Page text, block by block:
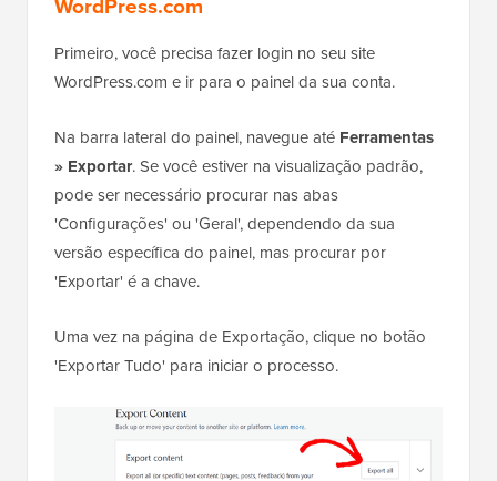
Primeiro, você precisa fazer login no seu site
WordPress.com e ir para o painel da sua conta.
Na barra lateral do painel, navegue até Ferramentas
» Exportar. Se você estiver na visualização padrão,
pode ser necessário procurar nas abas
'Configurações' ou 'Geral', dependendo da sua
versão específica do painel, mas procurar por
'Exportar' é a chave.
Uma vez na página de Exportação, clique no botão
'Exportar Tudo' para iniciar o processo.